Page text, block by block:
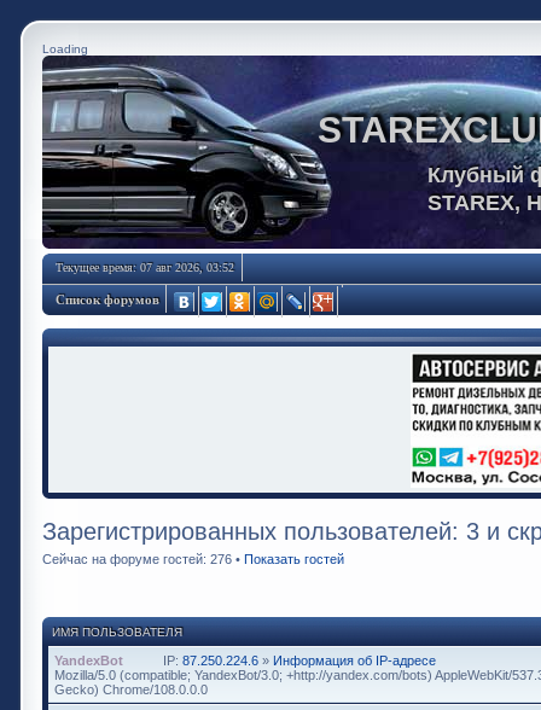
Loading
Клубный
STAREX,
Текущее время: 07 авг 2026, 03:52
Список форумов
Зарегистрированных пользователей: 3 и
Сейчас на форуме гостей: 276 • Показать гостей
ИМЯ ПОЛЬЗОВАТЕЛЯ
YandexBot IP: 87.250.224.6 » Информация об IP-адресе
Mozilla/5.0 (compatible; YandexBot/3.0; +http://yandex.com/bots) AppleWebKit/
Gecko) Chrome/108.0.0.0